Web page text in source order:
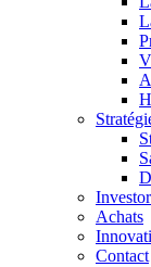
Achats
Contact